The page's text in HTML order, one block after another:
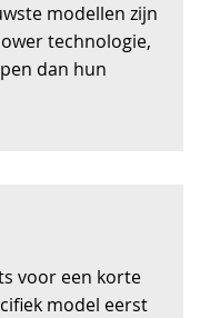
modellen zijn
technologie,
dan hun
voor een korte
model eerst